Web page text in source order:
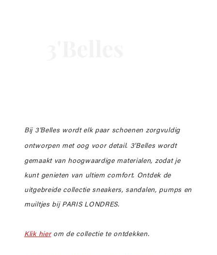
Bij 3'Belles wordt elk paar schoenen zorgvuldig
ontworpen met oog voor detail. 3'Belles wordt
gemaakt van hoogwaardige materialen, zodat je
kunt genieten van ultiem comfort. Ontdek de
uitgebreide collectie sneakers, sandalen, pumps en
muiltjes bij PARIS LONDRES.
Klik hierom de collectie te ontdekken.